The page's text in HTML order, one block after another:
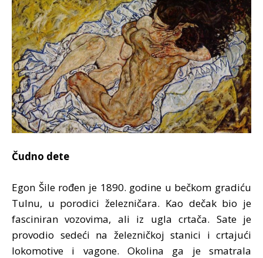
Čudno dete
Egon Šile rođen je 1890. godine u bečkom gradiću
Tulnu, u porodici železničara. Kao dečak bio je
fasciniran vozovima, ali iz ugla crtača. Sate je
provodio sedeći na železničkoj stanici i crtajući
lokomotive i vagone. Okolina ga je smatrala